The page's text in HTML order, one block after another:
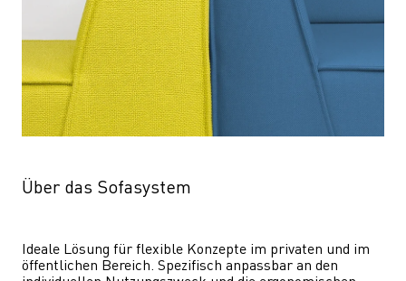
Über das Sofasystem
Ideale Lösung für flexible Konzepte im privaten und im
öffentlichen Bereich. Spezifisch anpassbar an den